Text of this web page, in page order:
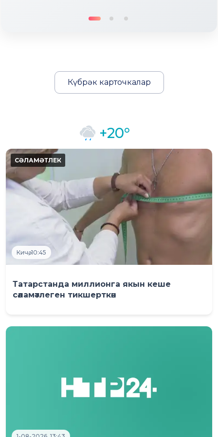
Күбрәк карточкалар
+20°
Кичә, 10:45
Татарстанда миллионга якын кеше
сәламәтлеген тикшерткән